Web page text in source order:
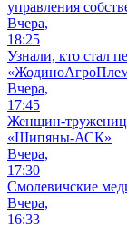
управления
Вчера,
18:25
Узнали, кто стал
Вчера,
17:45
Женщин-тружениц
«Шипяны-АСК»
Вчера,
17:30
Смолевичские
Вчера,
16:33